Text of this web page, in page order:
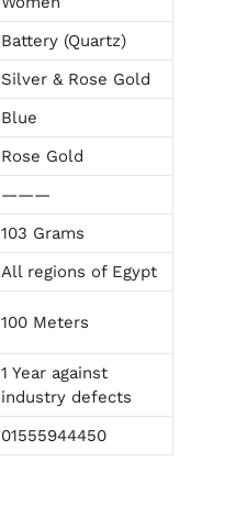
Battery (Quartz)
Silver & Rose Gold
Blue
Rose Gold
———
103 Grams
All regions of Egypt
100 Meters
1 Year against
industry defects
01555944450